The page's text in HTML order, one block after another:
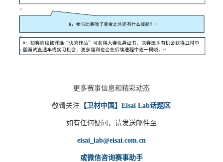
更多赛事信息和精彩动态
敬请关注 【卫材中国】Eisai Lab话题区
如有任何疑问，请发送邮件至
eisai_lab@eisai.com.cn
或微信咨询赛事助手